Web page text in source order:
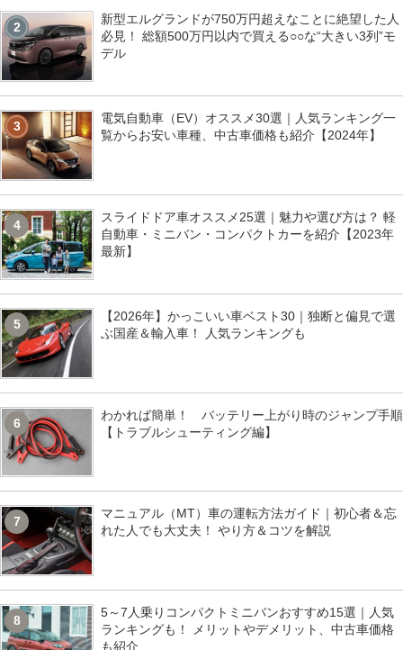
2
新型エルグランドが750万円超えなことに絶望した人
必見！ 総額500万円以内で買える○○な“大きい3列”モ
デル
3
電気自動車（EV）オススメ30選｜人気ランキング一
覧からお安い車種、中古車価格も紹介【2024年】
4
スライドドア車オススメ25選｜魅力や選び方は？ 軽
自動車・ミニバン・コンパクトカーを紹介【2023年
最新】
5
【2026年】かっこいい車ベスト30｜独断と偏見で選
ぶ国産＆輸入車！ 人気ランキングも
6
わかれば簡単！ バッテリー上がり時のジャンプ手順
【トラブルシューティング編】
7
マニュアル（MT）車の運転方法ガイド｜初心者＆忘
れた人でも大丈夫！ やり方＆コツを解説
8
5～7人乗りコンパクトミニバンおすすめ15選｜人気
ランキングも！ メリットやデメリット、中古車価格
も紹介